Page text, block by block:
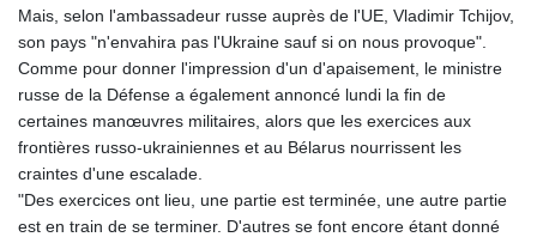
LTL 2.95274
LVL 0.60489
LYD 6.341738
MAD 9.29222
MDL 17.337716
MGA
MKD 53.215413
MMK
Mais, selon l'ambassadeur russe auprès de l'UE, Vladimir Tchijov,
son pays "n'envahira pas l'Ukraine sauf si on nous provoque".
Comme pour donner l'impression d'un d'apaisement, le ministre
russe de la Défense a également annoncé lundi la fin de
certaines manœuvres militaires, alors que les exercices aux
frontières russo-ukrainiennes et au Bélarus nourrissent les
craintes d'une escalade.
"Des exercices ont lieu, une partie est terminée, une autre partie
est en train de se terminer. D'autres se font encore étant donné